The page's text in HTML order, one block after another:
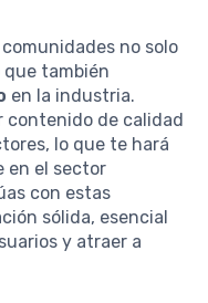
no solo
que también
en la industria.
contenido de calidad
lo que te hará
en el sector
con estas
sólida, esencial
y atraer a